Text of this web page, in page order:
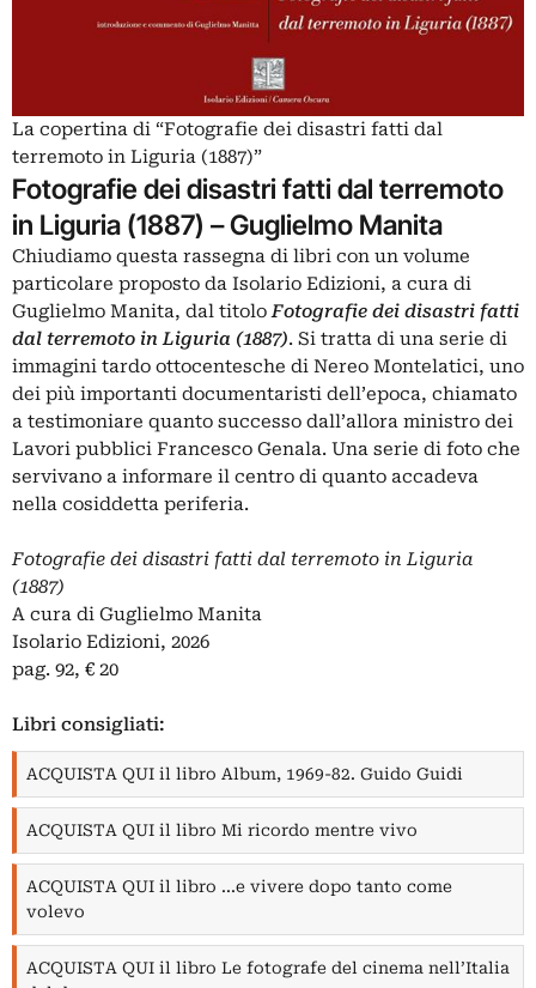
La copertina di “Fotografie dei disastri fatti dal
terremoto in Liguria (1887)”
Fotografie dei disastri fatti dal terremoto
in Liguria (1887) –Guglielmo Manita
Chiudiamo questa rassegna di libri con un volume
particolare proposto da Isolario Edizioni, a cura di
Guglielmo Manita, dal titoloFotografie dei disastri fatti
dal terremoto in Liguria (1887). Si tratta di una serie di
immagini tardo ottocentesche di Nereo Montelatici, uno
dei più importanti documentaristi dell’epoca, chiamato
a testimoniare quanto successo dall’allora ministro dei
Lavori pubblici Francesco Genala. Una serie di foto che
servivano a informare il centro di quanto accadeva
nella cosiddetta periferia.
Fotografie dei disastri fatti dal terremoto in Liguria
(1887)
A cura di Guglielmo Manita
Isolario Edizioni, 2026
pag. 92, € 20
Libri consigliati:
ACQUISTA QUI il libro Album, 1969-82. Guido Guidi
ACQUISTA QUI il libro Mi ricordo mentre vivo
ACQUISTA QUI il libro ...e vivere dopo tanto come
volevo
ACQUISTA QUI il libro Le fotografe del cinema nell’Italia